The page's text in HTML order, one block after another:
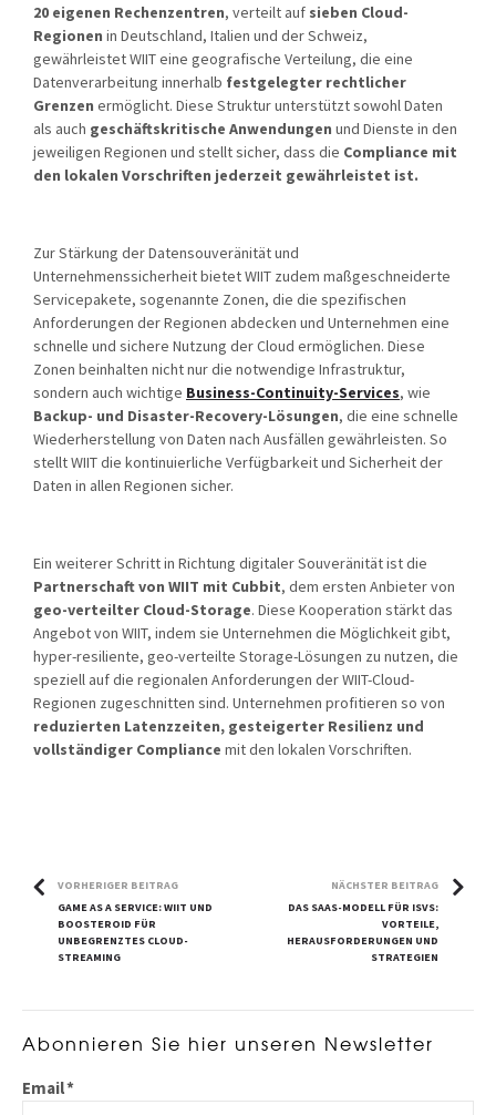
20 eigenen Rechenzentren, verteilt auf sieben Cloud-
Regionen in Deutschland, Italien und der Schweiz,
gewährleistet WIIT eine geografische Verteilung, die eine
Datenverarbeitung innerhalb festgelegter rechtlicher
Grenzen ermöglicht. Diese Struktur unterstützt sowohl Daten
als auch geschäftskritische Anwendungen und Dienste in den
jeweiligen Regionen und stellt sicher, dass die Compliance mit
den lokalen Vorschriften jederzeit gewährleistet ist.
Zur Stärkung der Datensouveränität und
Unternehmenssicherheit bietet WIIT zudem maßgeschneiderte
Servicepakete, sogenannte Zonen, die die spezifischen
Anforderungen der Regionen abdecken und Unternehmen eine
schnelle und sichere Nutzung der Cloud ermöglichen. Diese
Zonen beinhalten nicht nur die notwendige Infrastruktur,
sondern auch wichtige Business-Continuity-Services, wie
Backup- und Disaster-Recovery-Lösungen, die eine schnelle
Wiederherstellung von Daten nach Ausfällen gewährleisten. So
stellt WIIT die kontinuierliche Verfügbarkeit und Sicherheit der
Daten in allen Regionen sicher.
Ein weiterer Schritt in Richtung digitaler Souveränität ist die
Partnerschaft von WIIT mit Cubbit, dem ersten Anbieter von
geo-verteilter Cloud-Storage. Diese Kooperation stärkt das
Angebot von WIIT, indem sie Unternehmen die Möglichkeit gibt,
hyper-resiliente, geo-verteilte Storage-Lösungen zu nutzen, die
speziell auf die regionalen Anforderungen der WIIT-Cloud-
Regionen zugeschnitten sind. Unternehmen profitieren so von
reduzierten Latenzzeiten, gesteigerter Resilienz und
vollständiger Compliance mit den lokalen Vorschriften.
VORHERIGER BEITRAG
GAME AS A SERVICE: WIIT UND
BOOSTEROID FÜR
UNBEGRENZTES CLOUD-
STREAMING
NÄCHSTER BEITRAG
DAS SAAS-MODELL FÜR ISVS:
VORTEILE,
HERAUSFORDERUNGEN UND
STRATEGIEN
Abonnieren Sie hier unseren Newsletter
Email*